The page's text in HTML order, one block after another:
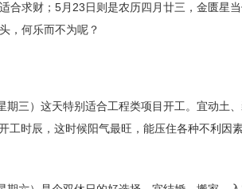
合求财；5月23日则是农历四月廿三，金匮星
，何乐而不为呢？
期三）这天特别适合工程类项目开工。宜动土
工时辰，这时候阳气最旺，能压住各种不利因